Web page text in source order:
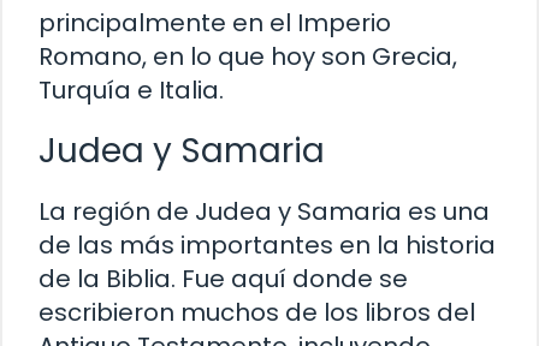
principalmente en el Imperio
Romano, en lo que hoy son Grecia,
Turquía e Italia.
Judea y Samaria
La región de Judea y Samaria es una
de las más importantes en la historia
de la Biblia. Fue aquí donde se
escribieron muchos de los libros del